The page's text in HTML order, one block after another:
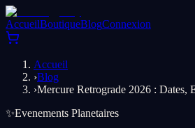
AccueilBoutiqueBlogConnexion
Accueil
›Blog
›Mercure Retrograde 2026 : Dates,
✨Evenements Planetaires